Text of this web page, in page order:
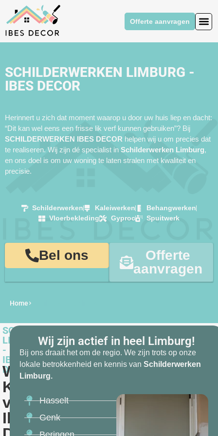
Offerte aanvragen
SCHILDERWERKEN LIMBURG -
IBES DECOR
Herinnert u zich dat moment waarop u door uw huis liep en dacht:
“Dit kan wel eens een frisse lik verf kunnen gebruiken”? Bij
SCHILDERWERKEN IBES DECOR helpen wij u om precies dat
te realiseren. Wij zijn dé specialist in Schilderwerken Limburg,
en ons doel is om uw woning te laten stralen met kwaliteit en
precisie.
Schilderwerken Kaleiwerken
Behangwerken
Vloerbekleding
Gyproc Spuitwerk
Bel ons
Offerte
aanvragen
Home
SCHILDERWERKEN
LIMBURG
-
IBES
DECOR
Waarom
Kiezen
voor
Ibes
Wij zijn actief in heel Limburg!
Bij ons draait het om de regio. We zijn trots op onze
lokale betrokkenheid en kennis van Schilderwerken
Limburg.
Hasselt
Genk